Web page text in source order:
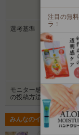
４．
選考基準
※期
る方。
※写真(
※投稿
ラムや
ご理解
モニター感想
の投稿方法
みんなのイベントの意気
注目の無
ラ！